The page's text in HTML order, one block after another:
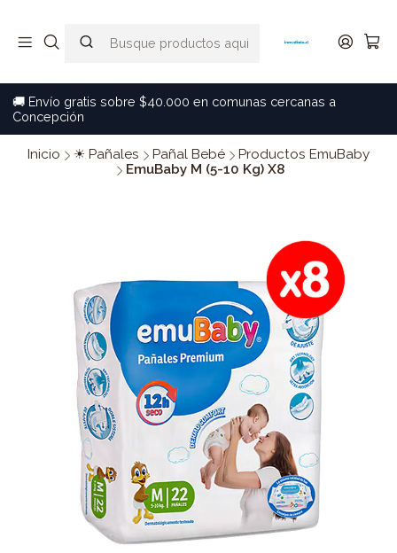
🚚 Envío gratis sobre $40.000 en comunas cercanas a
Concepción
Inicio ☀ Pañales Pañal Bebé
Productos EmuBaby
EmuBaby M (5-10 Kg) X8